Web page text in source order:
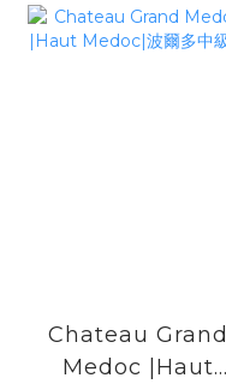
Chateau Grand
Medoc |Haut